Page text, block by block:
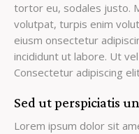
tortor eu, sodales justo.
volutpat, turpis enim
eiusm onsectetur
incididunt ut labore. Ut
Consectetur adipiscing
Sed ut perspiciatis
Lorem ipsum dolor sit